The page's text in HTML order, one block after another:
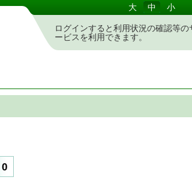
大 中 小
ログインすると利用状況の確認等の
ービスを利用できます。
0